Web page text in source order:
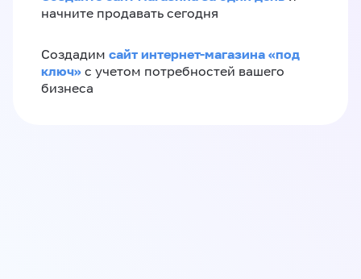
начните продавать сегодня
Создадим сайт интернет-магазина «под
ключ» с учетом потребностей вашего
бизнеса